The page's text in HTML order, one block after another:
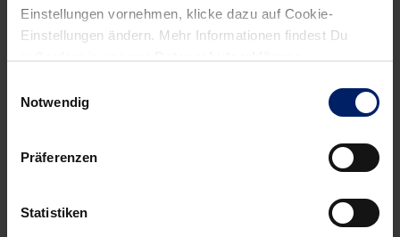
Einstellungen vornehmen, klicke dazu auf Cookie-
Einstellungen ändern. Mehr Informationen findest Du
Notwendig
Präferenzen
Statistiken
Sonntagnachmittag auch nur ein paar Prozentpunkte zu
wenig, wird das nicht nur eine enge Kiste, sondern kann
Bergkirchweih und Bierkrugstemmen